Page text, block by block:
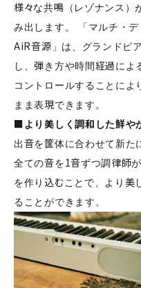
様々な共鳴（レゾナンス）
み出します。 「マルチ・
AiR音源」は、グランドピ
し、弾き方や時間経過によ
コントロールすることに
まま表現できます。
■より美しく調和した鮮や
出音を筐体に合わせて新た
全ての音を1音ずつ調律師
を作り込むことで、より美
ることができます。